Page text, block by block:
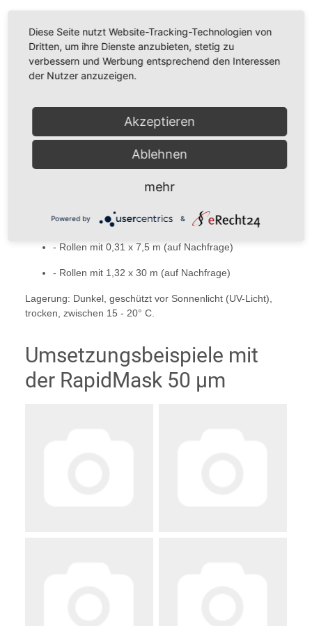
Sie ist lieferbar als Rolle und Bogenware:
50 µ
- Rollen mit 0,31 x 7,5 m
- Rollen mit 0,66 x 3 m(auf Nachfrage)
- Rollen mit 1,32 x 30 m
- Rollen mit 0,31 x 7,5 m (auf Nachfrage)
- Rollen mit 1,32 x 30 m (auf Nachfrage)
Lagerung: Dunkel, geschützt vor Sonnenlicht (UV-Licht),
trocken, zwischen 15 - 20° C.
Umsetzungsbeispiele mit
der RapidMask 50 µm
Diese Seite nutzt Website-Tracking-Technologien von
Dritten, um ihre Dienste anzubieten, stetig zu
verbessern und Werbung entsprechend den Interessen
der Nutzer anzuzeigen.
Akzeptieren
Ablehnen
mehr
Powered by &